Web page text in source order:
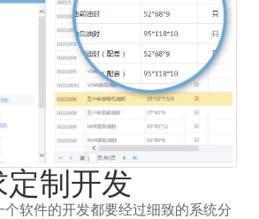
制开发
个软件的开发都要经过细致的系统分